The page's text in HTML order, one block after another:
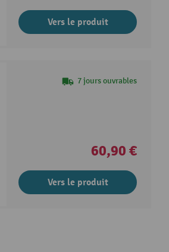
Vers le produit
7 jours ouvrables
60,90 €
Vers le produit